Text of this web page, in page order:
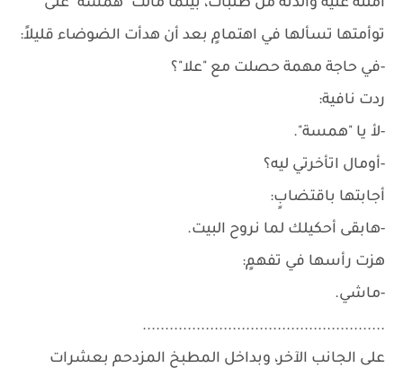
أملته عليه والدته من طلبات، بينما مالت "همسة" على
توأمتها تسألها في اهتمامٍ بعد أن هدأت الضوضاء قليلاً:
-في حاجة مهمة حصلت مع "علا"؟
ردت نافية:
-لأ يا "همسة".
-أومال اتأخرتي ليه؟
أجابتها باقتضابٍ:
-هابقى أحكيلك لما نروح البيت.
هزت رأسها في تفهمٍ:
-ماشي.
......................................................
على الجانب الآخر، وبداخل المطبخ المزدحم بعشرات